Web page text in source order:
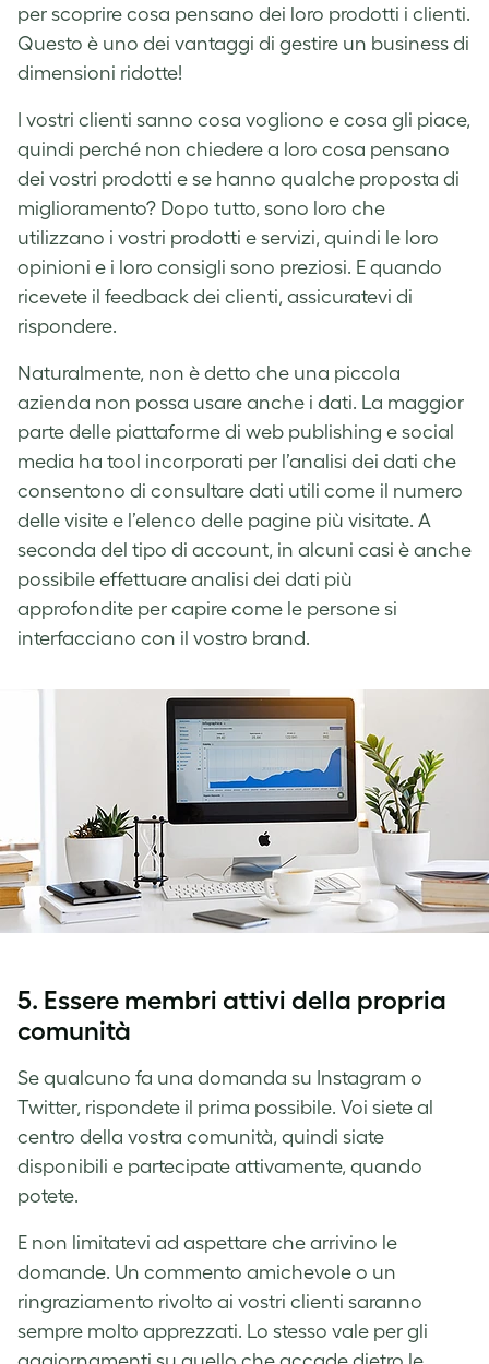
per scoprire cosa pensano dei loro prodotti i clienti.
Questo è uno dei vantaggi di gestire un business di
dimensioni ridotte!
I vostri clienti sanno cosa vogliono e cosa gli piace,
quindi perché non chiedere a loro cosa pensano
dei vostri prodotti e se hanno qualche proposta di
miglioramento? Dopo tutto, sono loro che
utilizzano i vostri prodotti e servizi, quindi le loro
opinioni e i loro consigli sono preziosi. E quando
ricevete il feedback dei clienti, assicuratevi di
rispondere.
Naturalmente, non è detto che una piccola
azienda non possa usare anche i dati. La maggior
parte delle piattaforme di web publishing e social
media ha tool incorporati per l’analisi dei dati che
consentono di consultare dati utili come il numero
delle visite e l’elenco delle pagine più visitate. A
seconda del tipo di account, in alcuni casi è anche
possibile effettuare analisi dei dati più
approfondite per capire come le persone si
interfacciano con il vostro brand.
5. Essere membri attivi della propria
comunità
Se qualcuno fa una domanda su Instagram o
Twitter, rispondete il prima possibile. Voi siete al
centro della vostra comunità, quindi siate
disponibili e partecipate attivamente, quando
potete.
E non limitatevi ad aspettare che arrivino le
domande. Un commento amichevole o un
ringraziamento rivolto ai vostri clienti saranno
sempre molto apprezzati. Lo stesso vale per gli